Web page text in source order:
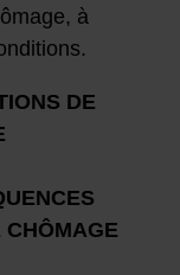
à
DE
CHÔMAGE